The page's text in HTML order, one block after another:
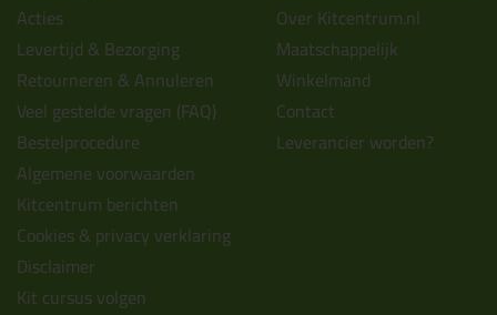
Acties
Levertijd & Bezorging
Retourneren & Annuleren
Veel gestelde vragen (FAQ)
Bestelprocedure
Algemene voorwaarden
Kitcentrum berichten
Cookies & privacy verklaring
Disclaimer
Kit cursus volgen
Over Kitcentrum.nl
Maatschappelijk
Winkelmand
Contact
Leverancier worden?